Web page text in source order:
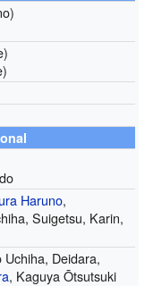
Haruno,
Suigetsu, Karin,
Uchiha, Deidara,
, Kaguya Ōtsutsuki